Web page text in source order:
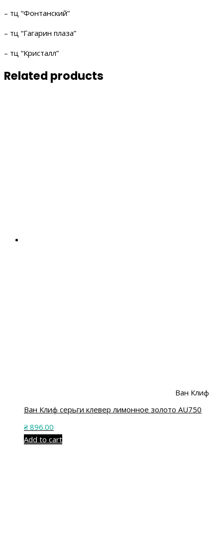
– тц “Фонтанский”
– тц “Гагарин плаза”
– тц “Кристалл”
Related products
Ван Клиф
Ван Клиф серьги клевер лимонное золото AU750
₴ 896.00
Add to cart